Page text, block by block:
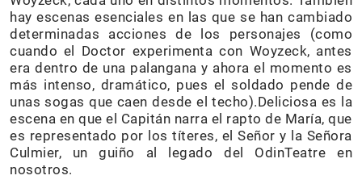
hay escenas esenciales en las que se han cambiado
determinadas acciones de los personajes (como
cuando el Doctor experimenta con Woyzeck, antes
era dentro de una palangana y ahora el momento es
más intenso, dramático, pues el soldado pende de
unas sogas que caen desde el techo).Deliciosa es la
escena en que el Capitán narra el rapto de María, que
es representado por los títeres, el Señor y la Señora
Culmier, un guiño al legado del OdinTeatre en
nosotros.